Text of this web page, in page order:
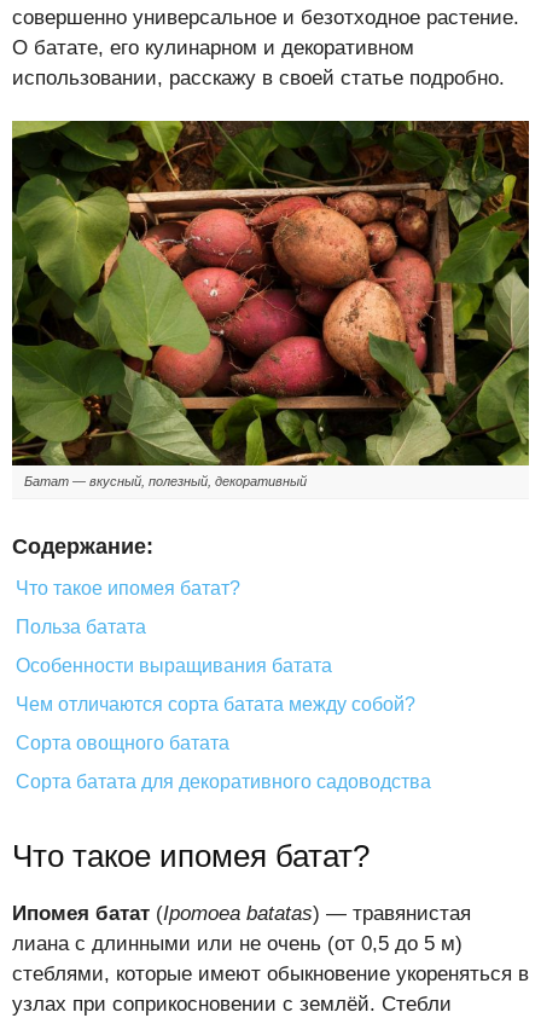
совершенно универсальное и безотходное растение.
О батате, его кулинарном и декоративном
использовании, расскажу в своей статье подробно.
Батат — вкусный, полезный, декоративный
Содержание:
Что такое ипомея батат?
Польза батата
Особенности выращивания батата
Чем отличаются сорта батата между собой?
Сорта овощного батата
Сорта батата для декоративного садоводства
Что такое ипомея батат?
Ипомея батат (Ipomoea batatas) — травянистая
лиана с длинными или не очень (от 0,5 до 5 м)
стеблями, которые имеют обыкновение укореняться в
узлах при соприкосновении с землёй. Стебли